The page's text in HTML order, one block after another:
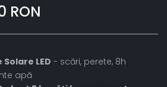
RON
Solare LED - scări, perete, 8h
apă